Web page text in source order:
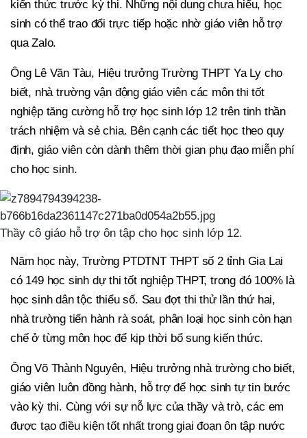
kiến thức trước kỳ thi. Những nội dung chưa hiểu, học
sinh có thể trao đổi trực tiếp hoặc nhờ giáo viên hỗ trợ
qua Zalo.
Ông Lê Văn Tàu, Hiệu trưởng Trường THPT Ya Ly cho
biết, nhà trường vận động giáo viên các môn thi tốt
nghiệp tăng cường hỗ trợ học sinh lớp 12 trên tinh thần
trách nhiệm và sẻ chia. Bên cạnh các tiết học theo quy
định, giáo viên còn dành thêm thời gian phụ đạo miễn phí
cho học sinh.
Thầy cô giáo hỗ trợ ôn tập cho học sinh lớp 12.
Năm học này, Trường PTDTNT THPT số 2 tỉnh Gia Lai
có 149 học sinh dự thi tốt nghiệp THPT, trong đó 100% là
học sinh dân tộc thiểu số. Sau đợt thi thử lần thứ hai,
nhà trường tiến hành rà soát, phân loại học sinh còn hạn
chế ở từng môn học để kịp thời bổ sung kiến thức.
Ông Võ Thành Nguyên, Hiệu trưởng nhà trường cho biết,
giáo viên luôn đồng hành, hỗ trợ để học sinh tự tin bước
vào kỳ thi. Cùng với sự nỗ lực của thầy và trò, các em
được tạo điều kiện tốt nhất trong giai đoạn ôn tập nước